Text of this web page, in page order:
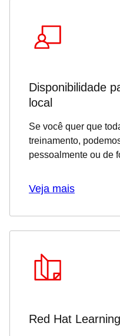
Disponibilidade
local
Se você quer que
treinamento,
pessoalmente ou de
Veja mais
Red Hat